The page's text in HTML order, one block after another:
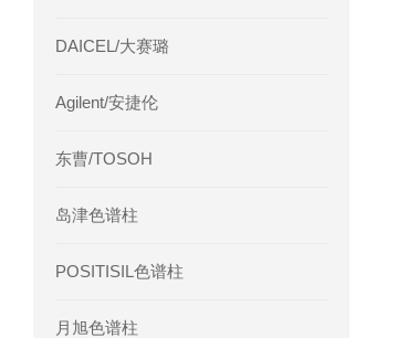
DAICEL/大赛璐
Agilent/安捷伦
东曹/TOSOH
岛津色谱柱
POSITISIL色谱柱
月旭色谱柱